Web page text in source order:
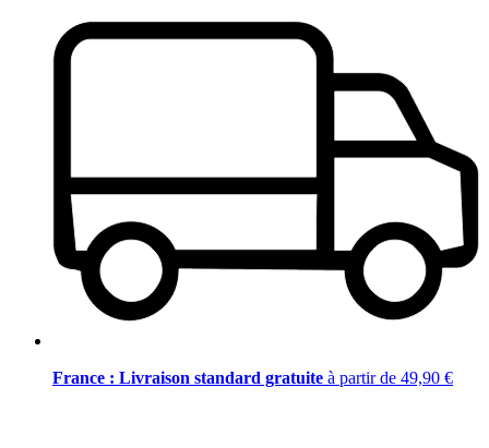
France : Livraison standard gratuite à partir de 49,90 €